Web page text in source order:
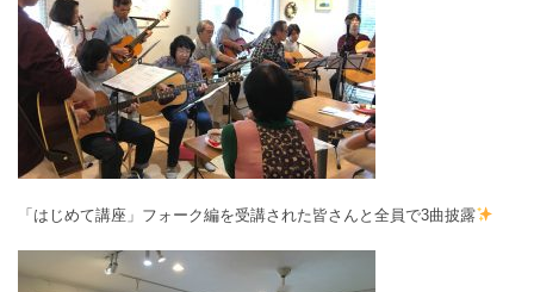
「はじめて講座」フォーク編を受講された皆さんと全員で3曲披露